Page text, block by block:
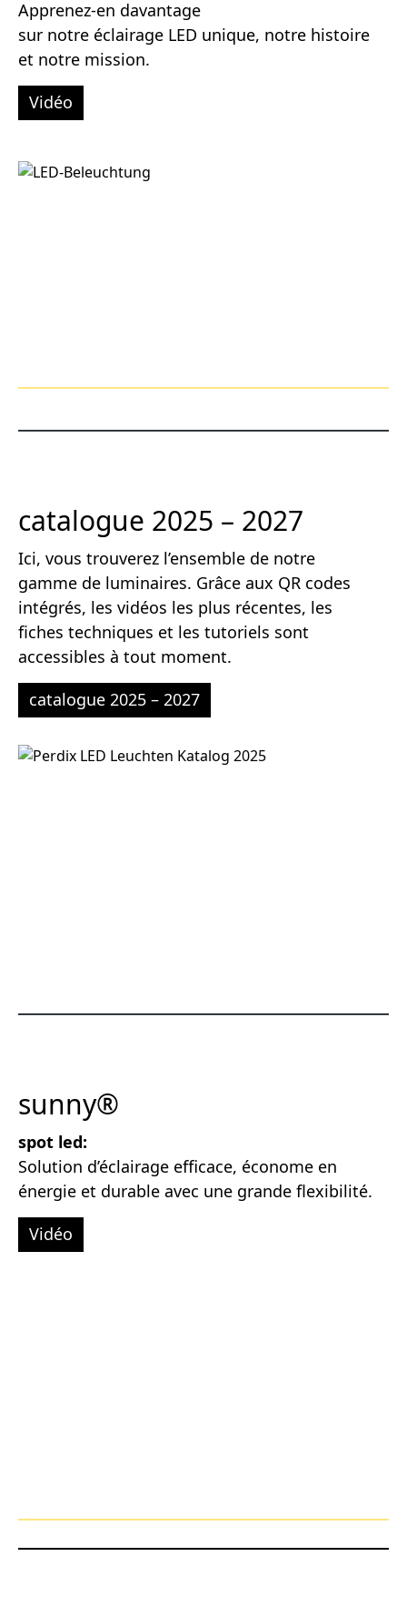
Apprenez-en davantage
sur notre éclairage LED unique, notre histoire
et notre mission.
Vidéo
catalogue 2025 – 2027
Ici, vous trouverez l’ensemble de notre
gamme de luminaires. Grâce aux QR codes
intégrés, les vidéos les plus récentes, les
fiches techniques et les tutoriels sont
accessibles à tout moment.
catalogue 2025 – 2027
sunny®
spot led:
Solution d’éclairage efficace, économe en
énergie et durable avec une grande flexibilité.
Vidéo